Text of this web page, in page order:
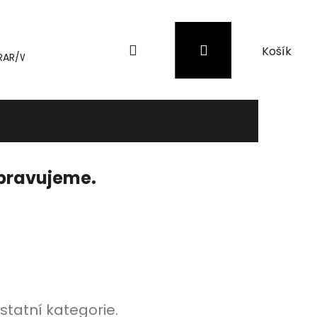
WinRAR Záložní zdroje (UPS) a přepěťové
PřihlášeníNákupní
košík
kategorie.